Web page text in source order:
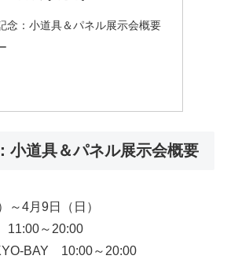
念：小道具＆パネル展示会概要
小道具＆パネル展示会概要
～4月9日（日）
11:00～20:00
BAY 10:00～20:00